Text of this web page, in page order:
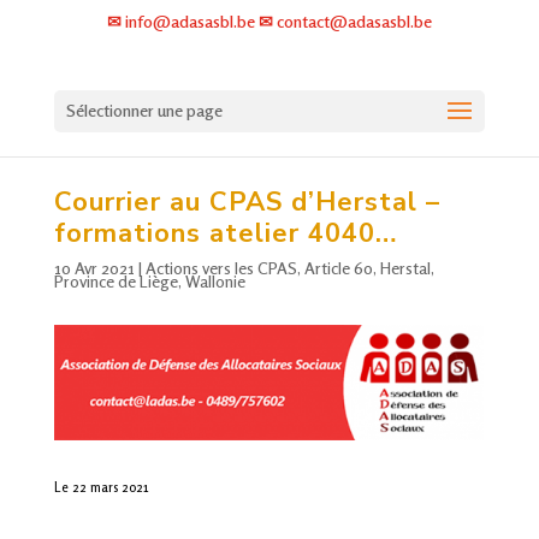
✉ info@adasasbl.be ✉ contact@adasasbl.be
Sélectionner une page
Courrier au CPAS d’Herstal –
formations atelier 4040…
10 Avr 2021 | Actions vers les CPAS, Article 60, Herstal,
Province de Liège,Wallonie
Le 22 mars 2021